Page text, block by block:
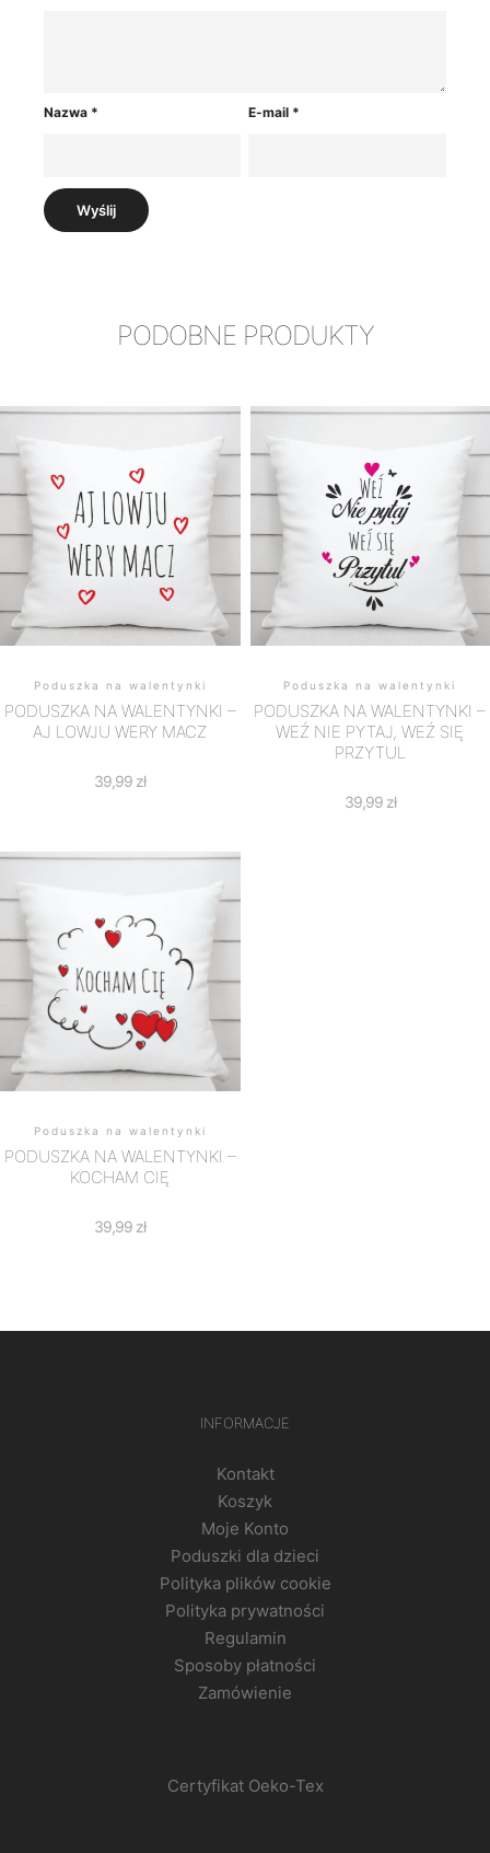
Nazwa * E-mail *
PODOBNE PRODUKTY
Poduszka na walentynki
PODUSZKA NA WALENTYNKI –
AJ LOWJU WERY MACZ
39,99 zł
Poduszka na walentynki
PODUSZKA NA WALENTYNKI –
WEŹ NIE PYTAJ, WEŹ SIĘ
PRZYTUL
39,99 zł
Poduszka na walentynki
PODUSZKA NA WALENTYNKI –
KOCHAM CIĘ
39,99 zł
INFORMACJE
Kontakt
Koszyk
Moje Konto
Poduszki dla dzieci
Polityka plików cookie
Polityka prywatności
Regulamin
Sposoby płatności
Zamówienie
Certyfikat Oeko-Tex